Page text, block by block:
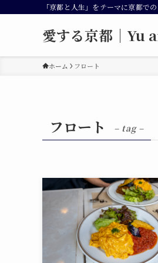
「京都と人生」をテーマに京都で
愛する京都｜Yu
ホーム フロート
フロート – tag –